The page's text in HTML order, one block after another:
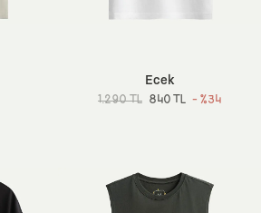
Ecek
1.290 TL 840 TL - %34